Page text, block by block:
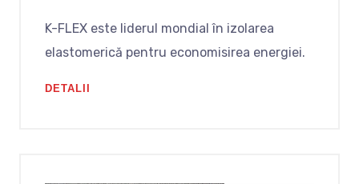
K-FLEX este liderul mondial în izolarea
elastomerică pentru economisirea energiei.
DETALII